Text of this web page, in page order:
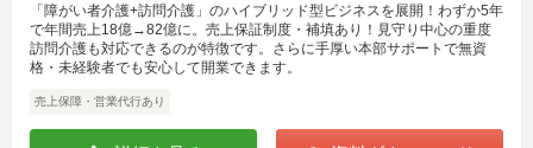
「障がい者介護+訪問介護」のハイブリッド型ビジネスを展開！わずか5年
で年間売上18億→82億に。売上保証制度・補填あり！見守り中心の重度
訪問介護も対応できるのが特徴です。さらに手厚い本部サポートで無資
格・未経験者でも安心して開業できます。
売上保障・営業代行あり